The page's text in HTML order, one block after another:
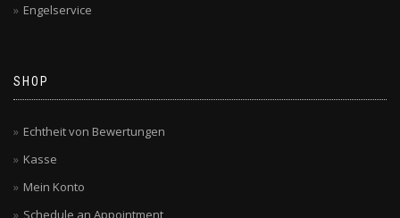
Engelservice
SHOP
Echtheit von Bewertungen
Kasse
Mein Konto
Schedule an Appointment